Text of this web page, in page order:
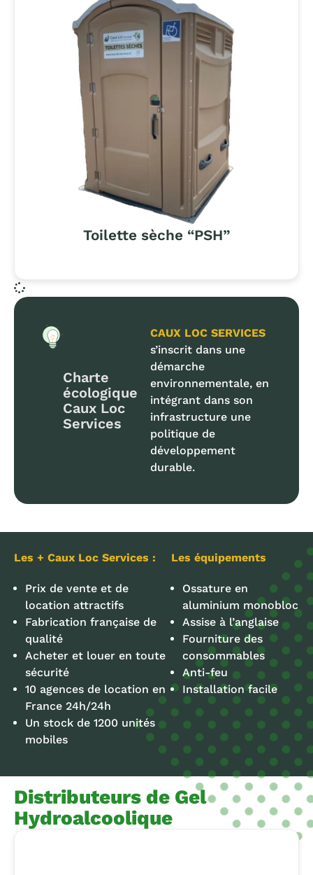
Toilette sèche “PSH”
Charte
écologique
Caux Loc
Services
CAUX LOC SERVICES
s’inscrit dans une
démarche
environnementale, en
intégrant dans son
infrastructure une
politique de
développement
durable.
Les + Caux Loc Services :
Prix de vente et de
location attractifs
Fabrication française de
qualité
Acheter et louer en toute
sécurité
10 agences de location en
France 24h/24h
Un stock de 1200 unités
mobiles
Les équipements
Ossature en
aluminium monobloc
Assise à l’anglaise
Fourniture des
consommables
Anti-feu
Installation facile
Distributeurs de Gel
Hydroalcoolique